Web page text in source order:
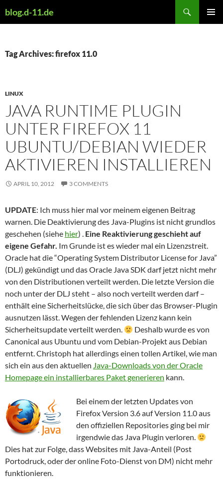
toblog.d-11.de
Tag Archives: firefox 11.0
LINUX
JAVA RUNTIME PLUGIN
UNTER FIREFOX 11
UBUNTU/DEBIAN WIEDER
AKTIVIEREN INSTALLIEREN
APRIL 10, 2012 3 COMMENTS
UPDATE: Ich muss hier mal vor meinem eigenen Beitrag
warnen. Die Deaktivierung des Java-Plugins ist nicht grundlos
geschehen (siehe hier) . Eine Reaktivierung geschieht auf
eigene Gefahr. Im Grunde ist es wieder mal ein Lizenzstreit.
Oracle hat die “Operating System Distributor License for Java”
(DLJ) gekündigt und das Oracle Java SDK darf jetzt nicht mehr
von den Distributionen verteilt werden. Die letzte Version die
noch unter der DLJ steht – also noch verteilt werden darf –
enthält eine Sicherheitslücke, die sich über das Browser-Plugin
ausnutzen lässt. Wegen der fehlenden Lizenz kann kein
Sicherheitsupdate verteilt werden.
Deshalb wurde es von
Canonical aus Ubuntu und vom Debian-Projekt aus Debian
entfernt. Christoph hat allerdings einen tollen Artikel, wie man
sich ein aus den aktuellen Java-Downloads von der Oracle
Homepage ein installierbares Paket generieren kann.
Bei einem der letzten Updates von
Firefox Version 3.6 auf Version 11.0 aus
den offiziellen Repositories ging bei mir
irgendwie das Java Plugin verloren.
Dies hat zur Folge, dass Websites mit Java-Anteil (Post
Portodruck, oder der online Foto-Dienst von DM) nicht mehr
funktionieren.